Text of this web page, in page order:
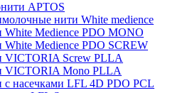
APTOS
нити White medience
White Medience PDO MONO
White Medience PDO SCREW
VICTORIA Screw PLLA
VICTORIA Mono PLLA
с насечками LFL 4D PDO PCL